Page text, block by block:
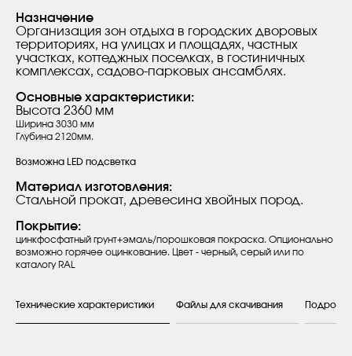
Назначение
Организация зон отдыха в городских дворовых
территориях, на улицах и площадях, частных
участках, коттеджных поселках, в гостиничных
комплексах, садово-парковых ансамблях.
Основные характеристики:
Высота 2360 мм
Ширина 3030 мм
Глубина 2120мм.
Возможна LED подсветка
Материал изготовления:
Стальной прокат, древесина хвойных пород.
Покрытие:
цинкфосфатный грунт+эмаль/порошковая покраска. Опционально
возможно горячее оцинкование. Цвет - черный, серый или по
каталогу RAL
Технические характеристики Файлы для скачивания